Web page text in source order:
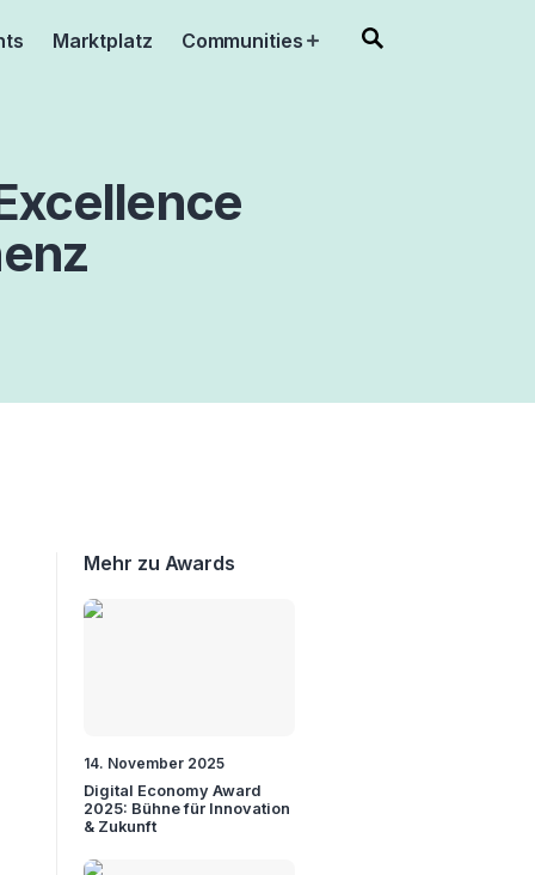
Marktplatz Communities Open
Mehr zu Awards
14. November 2025
Digital Economy Award
2025: Bühne für Innovation
& Zukunft